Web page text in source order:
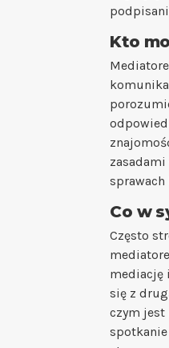
Kto
zasadami
Co w
Często
mediację
się z
czym jest